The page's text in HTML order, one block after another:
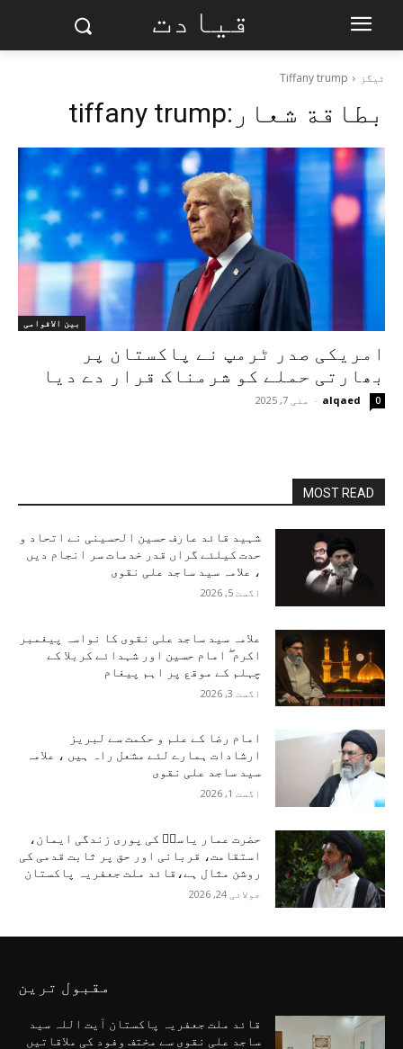
قیادت
ٹیگز Tiffany trump
بطاقة شعار:tiffany trump
بین الاقوامی
امریکی صدر ٹرمپ نے پاکستان پر
بھارتی حملے کو شرمناک قرار دے دیا
alqaed
- مئی 7, 2025 0
MOST READ
شہید قائد عارف حسین الحسینی نے اتحاد و
حدت کیلئے گراں قدر خدمات سر انجام دیں
، علامہ سید ساجد علی نقوی
اگست 5, 2026
علامہ سید ساجد علی نقوی کا نواسہ پیغمبر
اکرم ۖ امام حسین اور شہدائے کربلا کے
چہلم کے موقع پر اہم پیغام
اگست 3, 2026
امام رضا کے علم و حکمت سے لبریز
ارشادات ہمارے لئے مشعل راہ ہیں ، علامہ
سید ساجد علی نقوی
اگست 1, 2026
حضرت عمار یاسرؑ کی پوری زندگی ایمان،
استقامت، قربانی اور حق پر ثابت قدمی کی
روشن مثال ہے،قائد ملت جعفریہ پاکستان
جولائی 24, 2026
مقبول ترین
قائد ملت جعفریہ پاکستان آیت اللہ سید
ساجد علی نقوی سے مختف وفود کی ملاقاتیں